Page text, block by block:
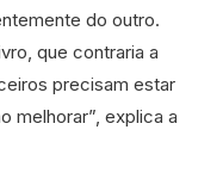
do outro.
que contraria a
precisam estar
melhorar”, explica a